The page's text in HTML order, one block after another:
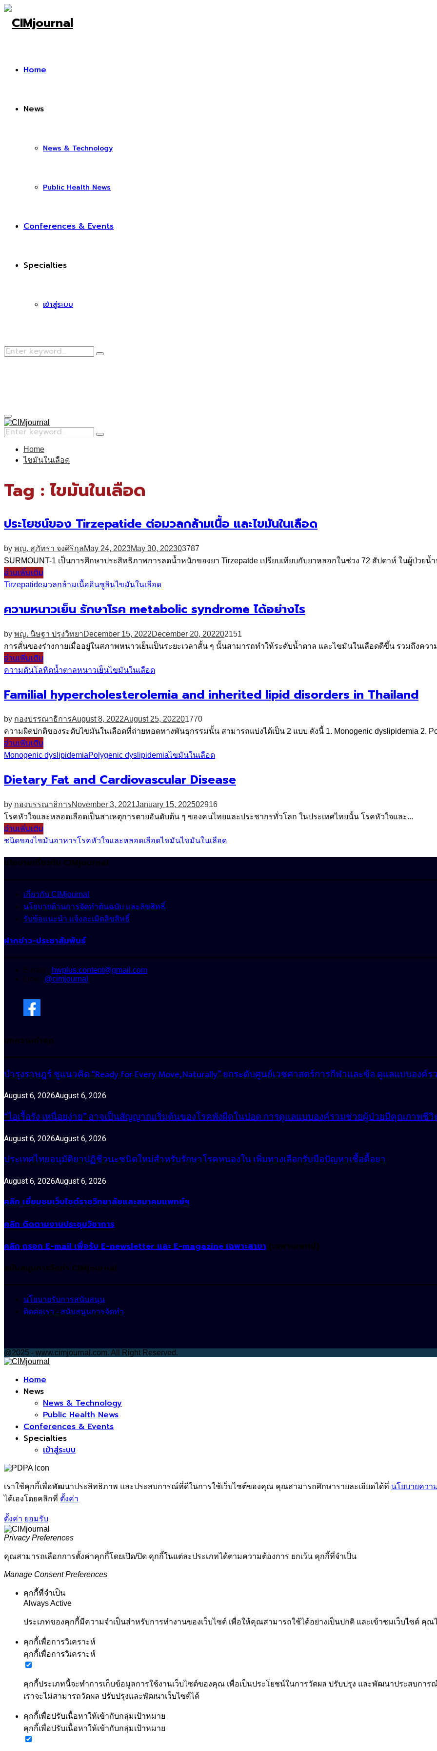
Home
News
News & Technology
Public Health News
Conferences & Events
Specialties
เข้าสู่ระบบ
Search
Search
Primary
Menu
Search
for:
Search
Home
ไขมันในเลือด
Tag : ไขมันในเลือด
ประโยชน์ของ Tirzepatide ต่อมวลกล้ามเนื้อ และไขมันในเลือด
by พญ. สุภัทรา จงศิริกุลMay 24, 2023May 30, 202303787
SURMOUNT-1 เป็นการศึกษาประสิทธิภาพการลดน้ำหนักของยา Tirzepatde เปรียบเทียบกับยาหลอกในช่วง 72 สัปดาห์ ในผู้ป่วยน้
อ่านเพิ่มเติม
Tirzepatideมวลกล้ามเนื้ออินซูลินไขมันในเลือด
ความหนาวเย็น รักษาโรค metabolic syndrome ได้อย่างไร
by พญ. นิษฐา ปรุงวิทยาDecember 15, 2022December 20, 202202151
การสั่นของร่างกายเมื่ออยู่ในสภาพหนาวเย็นเป็นระยะเวลาสั้น ๆ นั้นสามารถทำให้ระดับน้ำตาล และไขมันในเลือดดีขึ้น รวมถึงคว
อ่านเพิ่มเติม
ความดันโลหิตน้ำตาลหนาวเย็นไขมันในเลือด
Familial hypercholesterolemia and inherited lipid disorders in Thailand
by กองบรรณาธิการAugust 8, 2022August 25, 202201770
ความผิดปกติของระดับไขมันในเลือดที่ถ่ายทอดทางพันธุกรรมนั้น สามารถแบ่งได้เป็น 2 แบบ ดังนี้ 1. Monogenic dyslipidemia 2.
อ่านเพิ่มเติม
Monogenic dyslipidemiaPolygenic dyslipidemiaไขมันในเลือด
Dietary Fat and Cardiovascular Disease
by กองบรรณาธิการNovember 3, 2021January 15, 202502916
โรคหัวใจและหลอดเลือดเป็นสาเหตุการตายอันดับต้น ๆ ของคนไทยและประชากรทั่วโลก ในประเทศไทยนั้น โรคหัวใจและ...
อ่านเพิ่มเติม
ชนิดของไขมันอาหารโรคหัวใจและหลอดเลือดไขมันไขมันในเลือด
นโยบายเกี่ยวกับ CIMjournal
เกี่ยวกับ CIMjournal
นโยบายด้านการจัดทำต้นฉบับ และลิขสิทธิ์
รับข้อแนะนำ แจ้งละเมิดลิขสิทธิ์
ฝากข่าว-ประชาสัมพันธ์
E-mail : hwplus.content@gmail.com
Line : @cimjournal
บทความล่าสุด
บำรุงราษฎร์ ชูแนวคิด “Ready for Every Move, Naturally” ยกระดับศูนย์เวชศาสตร์การกีฬาและข้อ ดูแลแบบองค์ร
August 6, 2026August 6, 2026
“ไอเรื้อรัง เหนื่อยง่าย” อาจเป็นสัญญาณเริ่มต้นของโรคพังผืดในปอด การดูแลแบบองค์รวมช่วยผู้ป่วยมีคุณภาพชี
August 6, 2026August 6, 2026
ประเทศไทยอนุมัติยาปฏิชีวนะชนิดใหม่สำหรับรักษาโรคหนองใน เพิ่มทางเลือกรับมือปัญหาเชื้อดื้อยา
August 6, 2026August 6, 2026
คลิก เยี่ยมชมเว็บไซต์ราชวิทยาลัยและสมาคมแพทย์ฯ
คลิก ติดตามงานประชุมวิชาการ
คลิก กรอก E-mail เพื่อรับ E-newsletter และ E-magazine เฉพาะสาขา (เฉพาะแพทย์)
สนับสนุนการจัดทำ CIMjournal
นโยบายรับการสนับสนุน
ติดต่อเรา - สนับสนุนการจัดทำ
@2025 - www.cimjournal.com. All Right Reserved.
Home
News
News & Technology
Public Health News
Conferences & Events
Specialties
เข้าสู่ระบบ
เราใช้คุกกี้เพื่อพัฒนาประสิทธิภาพ และประสบการณ์ที่ดีในการใช้เว็บไซต์ของคุณ คุณสามารถศึกษารายละเอียดได้ที่ นโยบายควา
ได้เองโดยคลิกที่ ตั้งค่า
ตั้งค่า ยอมรับ
Privacy Preferences
คุณสามารถเลือกการตั้งค่าคุกกี้โดยเปิด/ปิด คุกกี้ในแต่ละประเภทได้ตามความต้องการ ยกเว้น คุกกี้ที่จำเป็น
Manage Consent Preferences
คุกกี้ที่จำเป็น
Always Active
ประเภทของคุกกี้มีความจำเป็นสำหรับการทำงานของเว็บไซต์ เพื่อให้คุณสามารถใช้ได้อย่างเป็นปกติ และเข้าชมเว็บไซต์ คุ
คุกกี้เพื่อการวิเคราะห์
คุกกี้เพื่อการวิเคราะห์
คุกกี้ประเภทนี้จะทำการเก็บข้อมูลการใช้งานเว็บไซต์ของคุณ เพื่อเป็นประโยชน์ในการวัดผล ปรับปรุง และพัฒนาประสบกา
เราจะไม่สามารถวัดผล ปรับปรุงและพัฒนาเว็บไซต์ได้
คุกกี้เพื่อปรับเนื้อหาให้เข้ากับกลุ่มเป้าหมาย
คุกกี้เพื่อปรับเนื้อหาให้เข้ากับกลุ่มเป้าหมาย